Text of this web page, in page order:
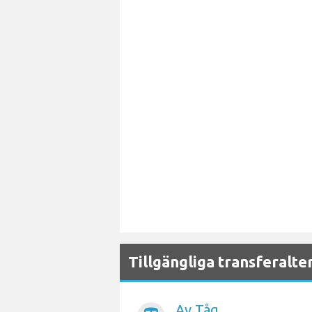
Tillgängliga